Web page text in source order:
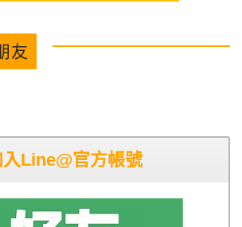
友
入Line@官方帳號